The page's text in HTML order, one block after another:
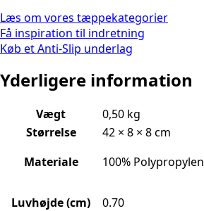
Læs om vores tæppekategorier
Få inspiration til indretning
Køb et Anti-Slip underlag
Yderligere information
Vægt
0,50 kg
Størrelse
42 × 8 × 8 cm
Materiale
100% Polypropylen
Luvhøjde (cm) 0.70